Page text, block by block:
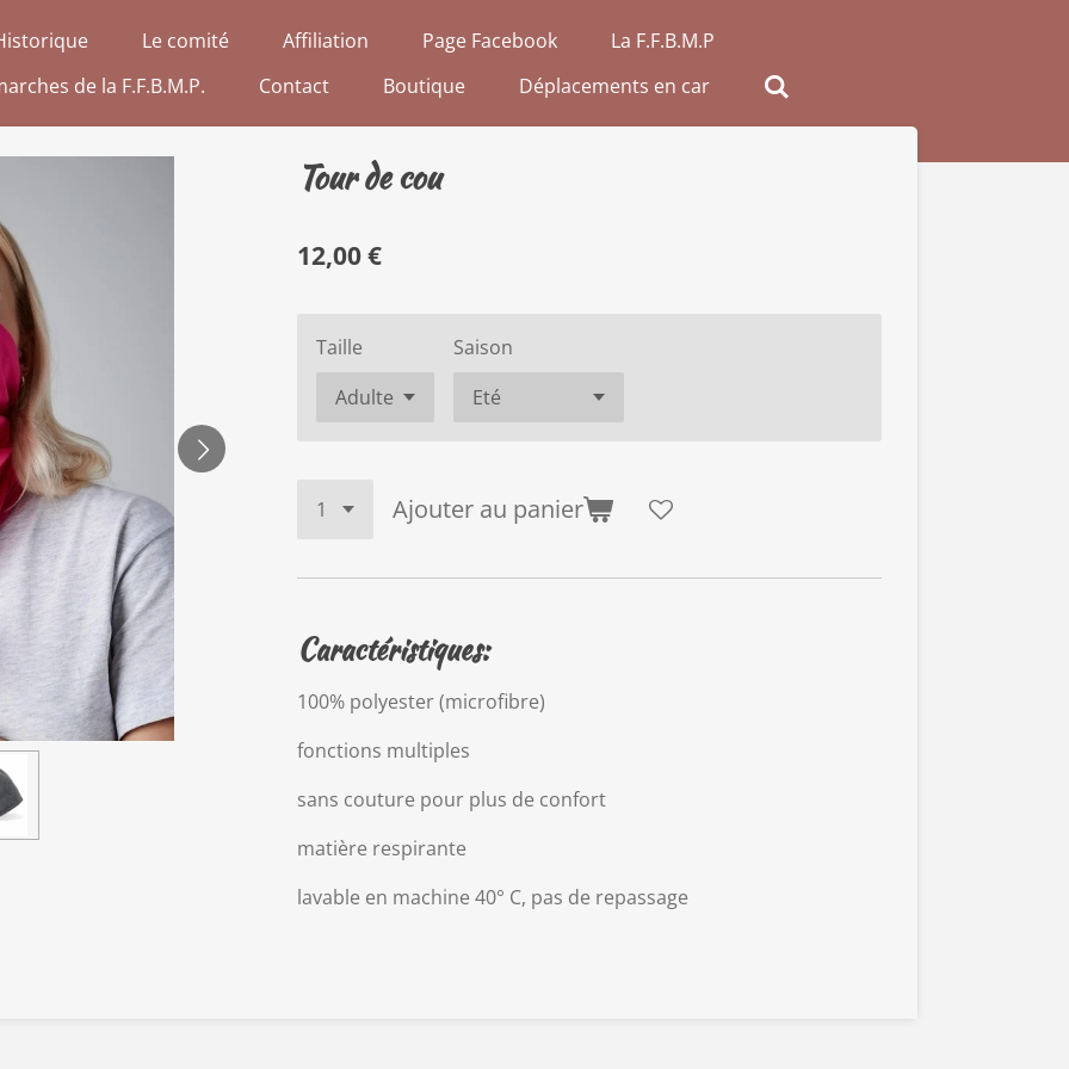
Le comité Affiliation Page Facebook
La F.F.B.M.P
de la F.F.B.M.P.
Contact Boutique Déplacements en car
Tour de cou
12,00 €
Taille Saison
Ajouter au panier
Caractéristiques:
100% polyester (microfibre)
fonctions multiples
sans couture pour plus de confort
matière respirante
lavable en machine 40° C, pas de repassage